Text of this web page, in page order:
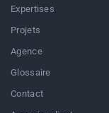
Expertises
Projets
Agence
Glossaire
Contact